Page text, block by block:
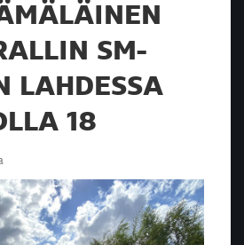
SM-
LAHDESSA
18